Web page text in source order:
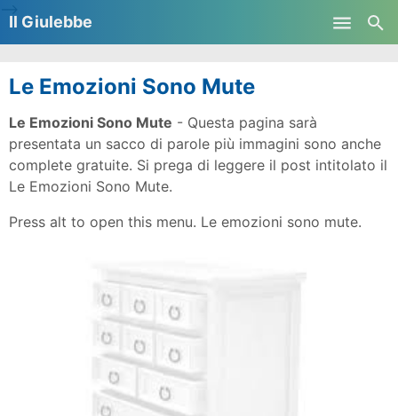
Il Giulebbe
Le Emozioni Sono Mute
Le Emozioni Sono Mute - Questa pagina sarà
presentata un sacco di parole più immagini sono anche
complete gratuite. Si prega di leggere il post intitolato il
Le Emozioni Sono Mute.
Press alt to open this menu. Le emozioni sono mute.